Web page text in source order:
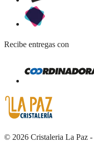
Recibe entregas con
© 2026 Cristaleria La Paz -